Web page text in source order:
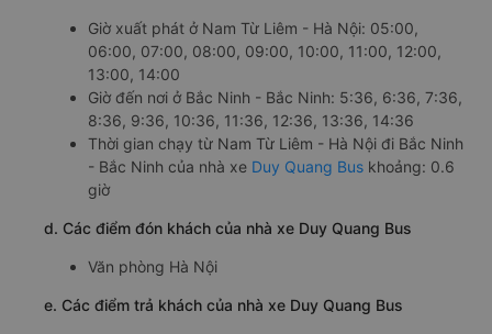
Giờ xuất phát ở Nam Từ Liêm - Hà Nội: 05:00,
06:00, 07:00, 08:00, 09:00, 10:00, 11:00, 12:00,
13:00, 14:00
Giờ đến nơi ở Bắc Ninh - Bắc Ninh: 5:36, 6:36, 7:36,
8:36, 9:36, 10:36, 11:36, 12:36, 13:36, 14:36
Thời gian chạy từ Nam Từ Liêm - Hà Nội đi Bắc Ninh
- Bắc Ninh của nhà xe Duy Quang Bus khoảng: 0.6
giờ
d. Các điểm đón khách của nhà xe Duy Quang Bus
Văn phòng Hà Nội
e. Các điểm trả khách của nhà xe Duy Quang Bus